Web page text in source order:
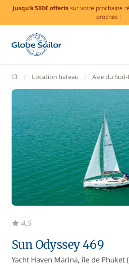
Jusqu'à 500€ offertssur votre prochaine
proches !
GlobeSailor
Location bateau Asie du Sud-
Sun Odyssey 469
Yacht Haven Marina, île de Phuket
4,5